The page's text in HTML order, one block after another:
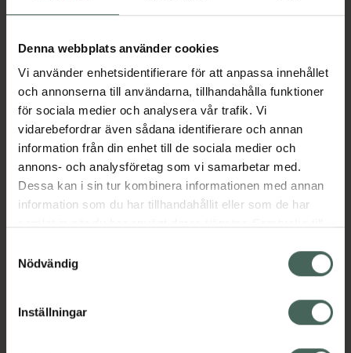
Denna webbplats använder cookies
Vi använder enhetsidentifierare för att anpassa innehållet
och annonserna till användarna, tillhandahålla funktioner
för sociala medier och analysera vår trafik. Vi
vidarebefordrar även sådana identifierare och annan
information från din enhet till de sociala medier och
annons- och analysföretag som vi samarbetar med.
Dessa kan i sin tur kombinera informationen med annan
information som du har tillhandahållit eller som de har
återkalla ditt samtycke via webbplatsens
cookieinställningar. Ett återkallat samtycke påverkar inte
lagligheten av behandling som skett innan återkallelsen.
Nödvändig
Inställningar
Beskrivning Dölj
Läs alltid bipacksedeln innan
användning.
EAN:07046260381681
Visa